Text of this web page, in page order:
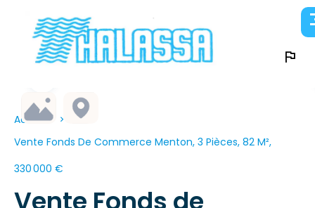
Accueil
Vente Fonds De Commerce Menton, 3 Pièces, 82 M²,
330 000 €